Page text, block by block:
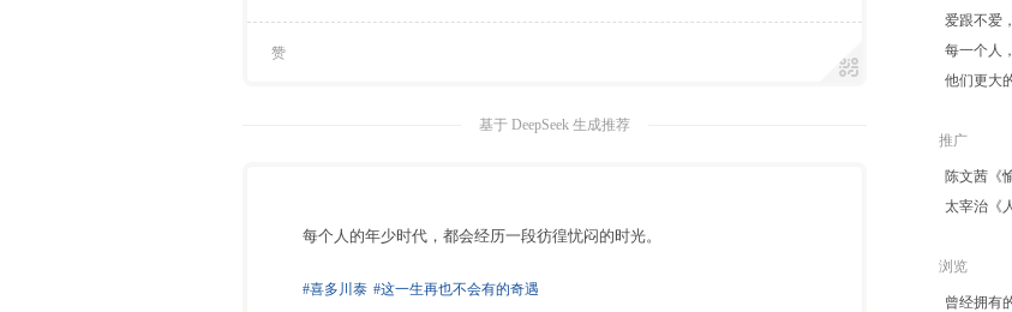
赞
基于 DeepSeek 生成推荐
⁠每个人的年少时代，都会经历一段彷徨忧闷的时光。
#喜多川泰 #这一生再也不会有的奇遇
爱跟不爱
每一个人
他们更大
推广
陈文茜《
太宰治《
浏览
曾经拥有